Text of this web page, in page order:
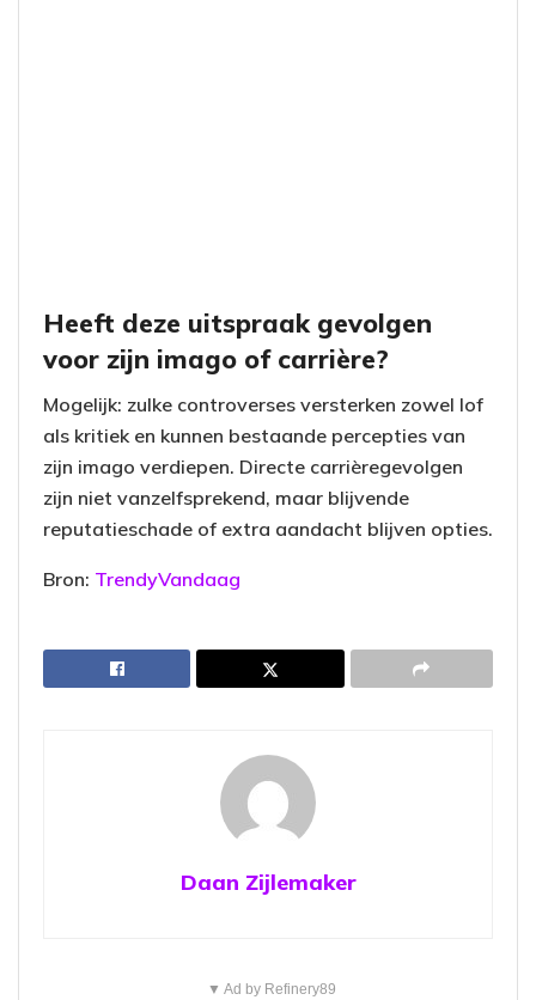
Heeft deze uitspraak gevolgen
voor zijn imago of carrière?
Mogelijk: zulke controverses versterken zowel lof
als kritiek en kunnen bestaande percepties van
zijn imago verdiepen. Directe carrièregevolgen
zijn niet vanzelfsprekend, maar blijvende
reputatieschade of extra aandacht blijven opties.
Bron: TrendyVandaag
Daan Zijlemaker
▼ Ad by Refinery89